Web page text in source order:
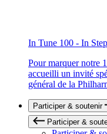
In Tune 100 - In
Pour marquer notre
accueilli un invité
général de la
Participer & soutenir
Participer &